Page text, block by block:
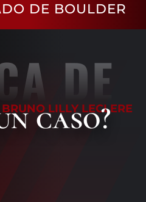
EL
caso?
DE
BRUNO LILLY LECLERE